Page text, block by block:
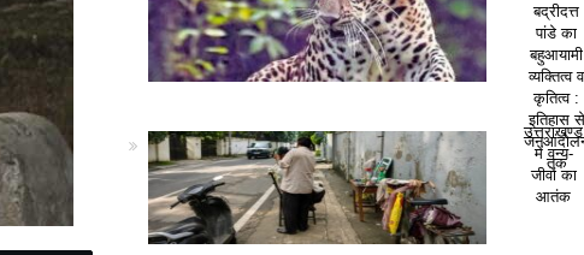
बद्रीदत्त
पांडे का
बहुआयामी
व्यक्तित्व व
कृतित्व :
इतिहास से
तक
उत्तराखण्ड
में वन्य-
जीवों का
आतंक